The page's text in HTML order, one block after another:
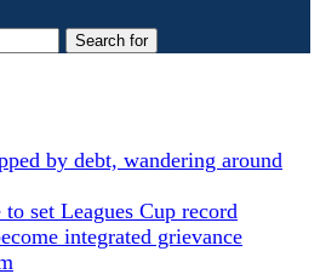
Search for
by debt, wandering around
set Leagues Cup record
integrated grievance